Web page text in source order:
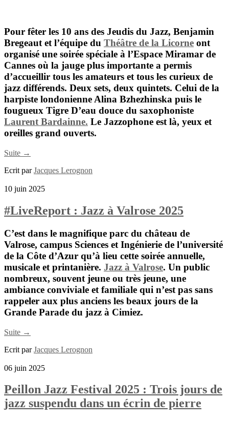
Pour fêter les 10 ans des Jeudis du Jazz, Benjamin
Bregeautet l’équipe du Théâtre de la Licorne ont
organisé une soirée spéciale à l’Espace Miramar de
Cannes où la jauge plus importante a permis
d’accueillir tous les amateurs et tous les curieux de
jazz différends. Deux sets, deux quintets. Celui de la
harpiste londonienneAlina Bzhezhinska puis le
fougueux Tigre D’eau douce du saxophoniste
Laurent Bardainne. Le Jazzophone est là, yeux et
oreilles grand ouverts.
Suite →
Ecrit parJacques Lerognon
10 juin 2025
#LiveReport : Jazz à Valrose 2025
C’est dans le magnifique parc du château de
Valrose, campus Sciences et Ingénierie de l’université
de la Côte d’Azur qu’à lieu cette soirée annuelle,
musicale et printanière. Jazz à Valrose. Un public
nombreux, souvent jeune ou très jeune, une
ambiance conviviale et familiale qui n’est pas sans
rappeler aux plus anciens les beaux jours de la
Grande Parade du jazz à Cimiez.
Suite →
Ecrit parJacques Lerognon
06 juin 2025
Peillon Jazz Festival 2025 : Trois jours de
jazz suspendu dans un écrin de pierre